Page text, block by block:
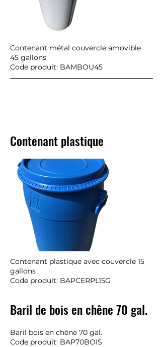
Contenant métal couvercle amovible
45 gallons
Code produit: BAMBOU45
Contenant plastique
Contenant plastique avec couvercle 15
gallons
Code produit: BAPCERPL15G
Baril de bois en chêne 70 gal.
Baril bois en chêne 70 gal.
Code produit: BAP70BOIS